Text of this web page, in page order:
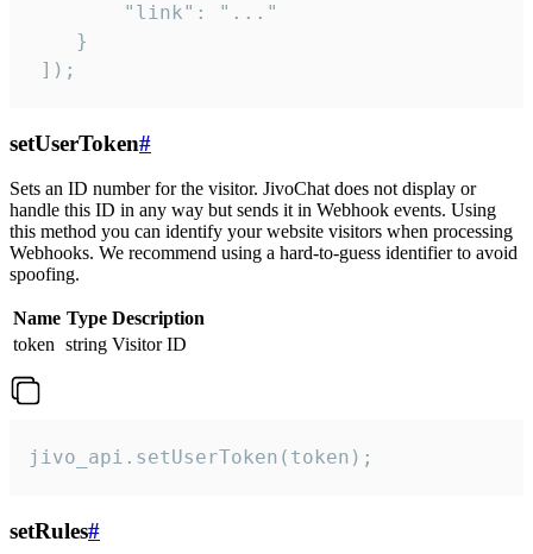
        "link": "..."
    }
]);
setUserToken#
Sets an ID number for the visitor. JivoChat does not display or
handle this ID in any way but sends it in Webhook events. Using
this method you can identify your website visitors when processing
Webhooks. We recommend using a hard-to-guess identifier to avoid
spoofing.
Name Type Description
token string Visitor ID
jivo_api.setUserToken(token);
setRules#